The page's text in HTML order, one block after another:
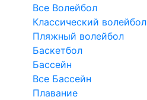
Все Волейбол
Классический волейбол
Пляжный волейбол
Баскетбол
Бассейн
Все Бассейн
Плавание